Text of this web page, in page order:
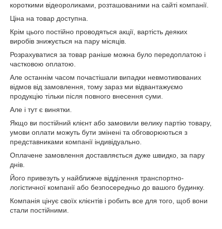
короткими відеороликами, розташованими на сайті компанії.
Ціна на товар доступна.
Крім цього постійно проводяться акції, вартість деяких
виробів знижується на пару місяців.
Розрахуватися за товар раніше можна було передоплатою і
частковою оплатою.
Але останнім часом почастішали випадки невмотивованих
відмов від замовлення, тому зараз ми відвантажуємо
продукцію тільки після повного внесення суми.
Але і тут є винятки.
Якщо ви постійний клієнт або замовили велику партію товару,
умови оплати можуть бути змінені та обговорюються з
представниками компанії індивідуально.
Оплачене замовлення доставляється дуже швидко, за пару
днів.
Його привезуть у найближче відділення транспортно-
логістичної компанії або безпосередньо до вашого будинку.
Компанія цінує своїх клієнтів і робить все для того, щоб вони
стали постійними.